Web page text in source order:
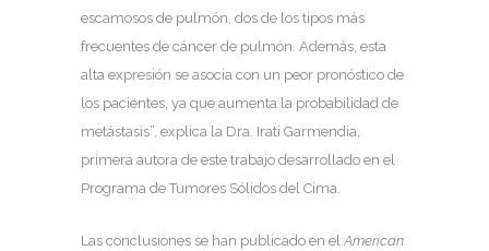
escamosos de pulmón, dos de los tipos más
frecuentes de cáncer de pulmón. Además, esta
alta expresión se asocia con un peor pronóstico de
los pacientes, ya que aumenta la probabilidad de
metástasis”, explica la Dra. Irati Garmendia,
primera autora de este trabajo desarrollado en el
Programa de Tumores Sólidos del Cima.
Las conclusiones se han publicado en elAmerican